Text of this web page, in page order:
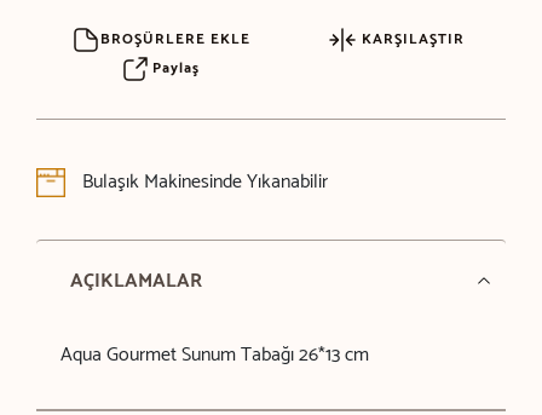
BROŞÜRLERE EKLE
KARŞILAŞTIR
Paylaş
Bulaşık Makinesinde Yıkanabilir
AÇIKLAMALAR
Aqua Gourmet Sunum Tabağı 26*13 cm